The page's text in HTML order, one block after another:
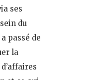
ses
du
passé de
la